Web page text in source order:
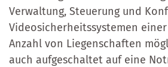
Verwaltung, Steuerung und
Videosicherheitssystemen
Anzahl von Liegenschaften
auch aufgeschaltet auf eine